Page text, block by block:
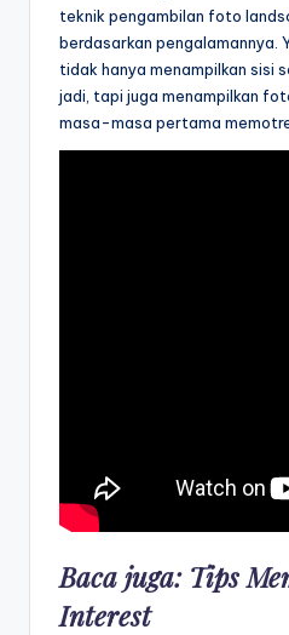
teknik pengambilan foto
berdasarkan pengalamannya.
tidak hanya menampilkan sisi
jadi, tapi juga menampilkan
masa-masa pertama
Baca juga: Tips
Interest